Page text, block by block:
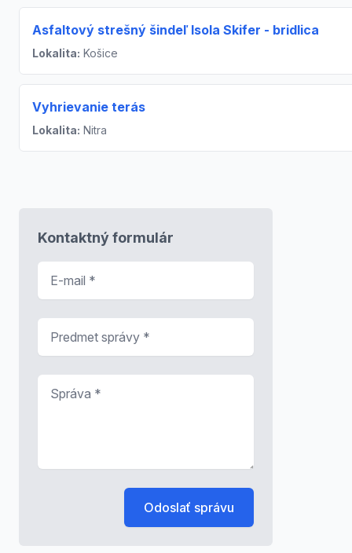
Asfaltový strešný šindeľ Isola Skifer - bridlica
Lokalita: Košice
Vyhrievanie terás
Lokalita: Nitra
Kontaktný formulár
Odoslať správu